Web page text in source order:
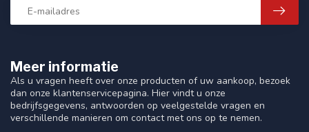
Meer informatie
Als u vragen heeft over onze producten of uw aankoop, bezoek
dan onze klantenservicepagina. Hier vindt u onze
bedrijfsgegevens, antwoorden op veelgestelde vragen en
verschillende manieren om contact met ons op te nemen.